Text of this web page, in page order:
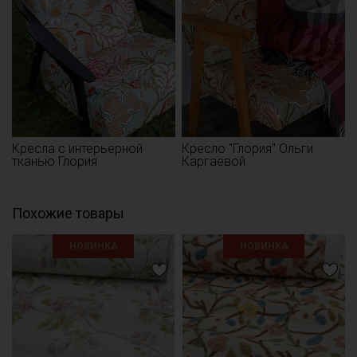
Кресла с интерьерной
тканью Глория
Кресло "Глория" Ольги
Каргаевой
Похожие товары